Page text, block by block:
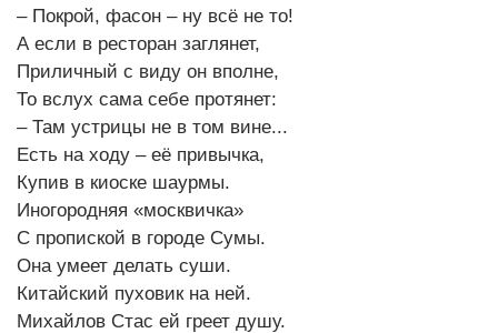
– Покрой, фасон – ну всё не то!
А если в ресторан заглянет,
Приличный с виду он вполне,
То вслух сама себе протянет:
– Там устрицы не в том вине...
Есть на ходу – её привычка,
Купив в киоске шаурмы.
Иногородняя «москвичка»
С пропиской в городе Сумы.
Она умеет делать суши.
Китайский пуховик на ней.
Михайлов Стас ей греет душу.